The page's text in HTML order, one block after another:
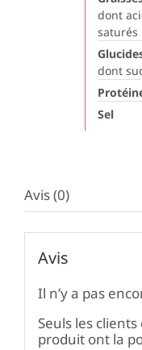
dont
saturés
dont
Sel
Avis (0)
Avis
Il n’y a pas
Seuls les
produit ont la